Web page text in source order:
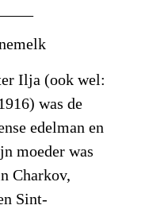
Ilja (ook wel:
was de
edelman en
moeder was
Charkov,
Sint-